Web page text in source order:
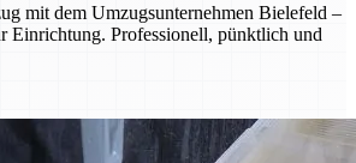
mit dem Umzugsunternehmen Bielefeld –
Einrichtung. Professionell, pünktlich und